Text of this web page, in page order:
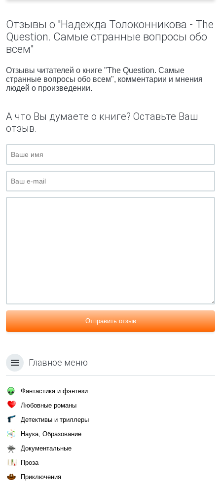
Отзывы о "Надежда Толоконникова - The
Question. Самые странные вопросы обо
всем"
Отзывы читателей о книге "The Question. Самые
странные вопросы обо всем", комментарии и мнения
людей о произведении.
А что Вы думаете о книге? Оставьте Ваш
отзыв.
Отправить отзыв
Главное меню
Фантастика и фэнтези
Любовные романы
Детективы и триллеры
Наука, Образование
Документальные
Проза
Приключения